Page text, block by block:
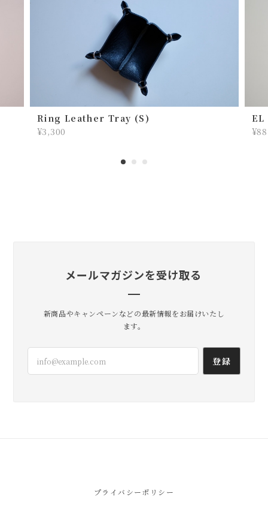
初めては手帳カバーを購入させていただき、次に
お財布、そして今回こちらを購入させていただき
ました！ キーケースでしっくりくるものがずっと
見つからず、今回こちらに出逢って、これだ！！
って思いました。 実際に届いたら可愛いとカッコ
イイが混ざっていて、 最高でした！使っていって
味が出てくるのも楽しみです！
そんな流れだったのですね〜！ いろ
ーケースとしてしっくりきてくれて
届きました！ ありがとうございました😊
無事到着よかったです。 いろいろ使
い方試してみてくださいね！ たくさ
なるし 小さい割に使い勝手が良さそう◯ なによ
Ring Leather Tray (S)
¥3,300
EL
メールマガジンを受け取る
新商品やキャンペーンなどの最新情報をお届けいたし
ます。
登録
プライバシーポリシー